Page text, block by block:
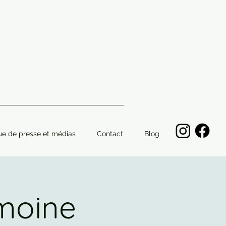
de presse et médias Contact Blog